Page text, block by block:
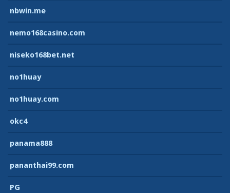
nbwin.me
nemo168casino.com
niseko168bet.net
no1huay
no1huay.com
okc4
panama888
pananthai99.com
PG